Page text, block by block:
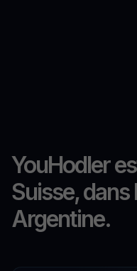
YouHodler
Suisse, dans
Argentine.